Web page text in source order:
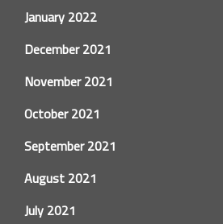
January 2022
December 2021
November 2021
October 2021
September 2021
August 2021
July 2021